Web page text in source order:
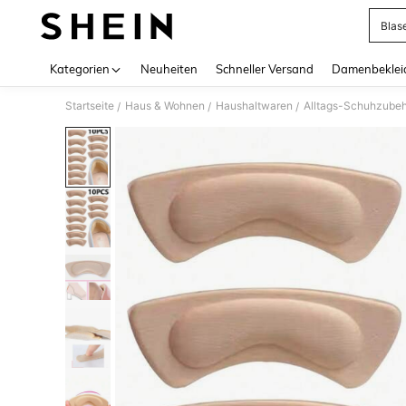
Kategorien Neuheiten Schneller Versand
Startseite / Haus & Wohnen / Haushaltwaren / Alltags-